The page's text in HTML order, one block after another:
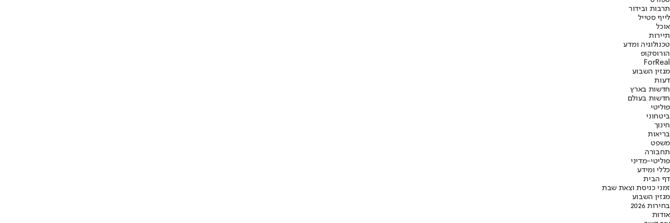
תרבות ובידור
לייף סטייל
אוכל
תיירות
טכנולוגיה ומדע
הורוסקופ
ForReal
מגזין השבוע
דעות
חדשות בארץ
חדשות בעולם
פוליטי
ביטחוני
חינוך
בריאות
משפט
תחבורה
פוליטי-מדיני
כללי ומידע
דף הבית
זמני כניסת וצאת שבת
מגזין השבוע
בחירות 2026
אודות